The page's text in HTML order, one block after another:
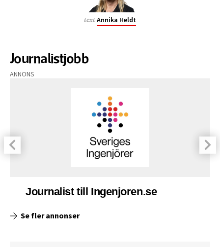
text Annika Heldt
Journalistjobb
ANNONS
Journalist till Ingenjoren.se
Se fler annonser